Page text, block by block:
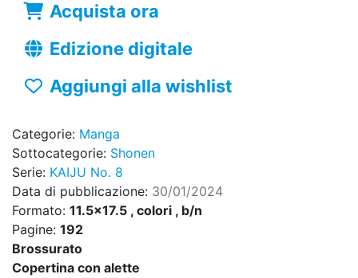
Acquista ora
Edizione digitale
Aggiungi alla wishlist
Categorie: Manga
Sottocategorie: Shonen
Serie: KAIJU No. 8
Data di pubblicazione: 30/01/2024
Formato: 11.5x17.5 , colori , b/n
Pagine: 192
Brossurato
Copertina con alette